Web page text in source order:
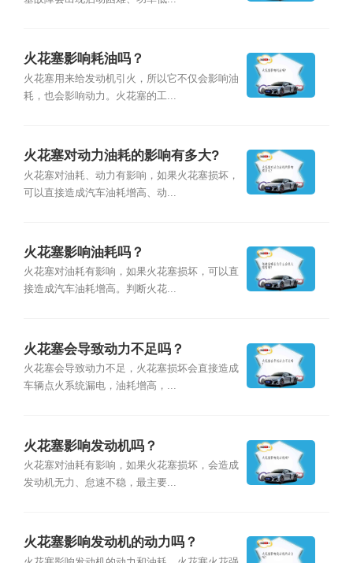
火花塞影响耗油吗？
火花塞用来给发动机引火，所以它不仅会影响油
耗，也会影响动力。火花塞的工...
火花塞对动力油耗的影响有多大?
火花塞对油耗、动力有影响，如果火花塞损坏，
可以直接造成汽车油耗增高、动...
火花塞影响油耗吗？
火花塞对油耗有影响，如果火花塞损坏，可以直
接造成汽车油耗增高。判断火花...
火花塞会导致动力不足吗？
火花塞会导致动力不足，火花塞损坏会直接造成
车辆点火系统漏电，油耗增高，...
火花塞影响发动机吗？
火花塞对油耗有影响，如果火花塞损坏，会造成
发动机无力、怠速不稳，最主要...
火花塞影响发动机的动力吗？